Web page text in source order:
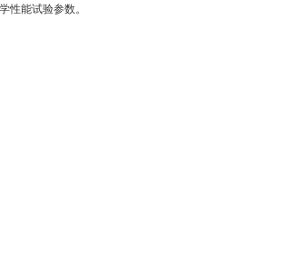
性能试验参数。